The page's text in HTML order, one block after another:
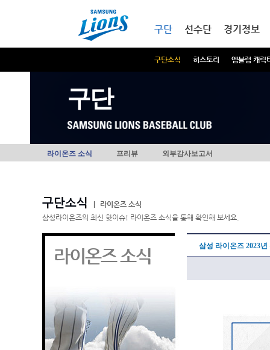
구단
구단소식 히스토리 엠블럼 캐릭
선수단 경기정보
구단
라이온즈 소식 프리뷰 외부감사보고서
구단소식
라이온즈 소식
삼성라이온즈의 최신 핫이슈! 라이온즈 소식을 통해 확인해 보세요.
라이온즈 소식 삼성 라이온즈 2023